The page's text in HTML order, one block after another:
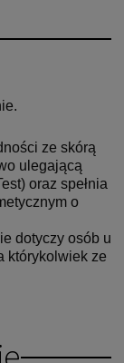
ze skórą
ulegającą
oraz spełnia
o
dotyczy osób u
którykolwiek ze